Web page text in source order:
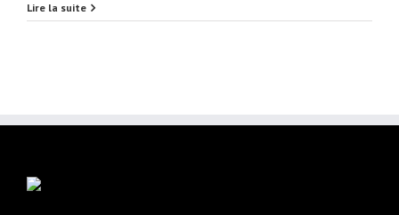
8066
Lire la suite